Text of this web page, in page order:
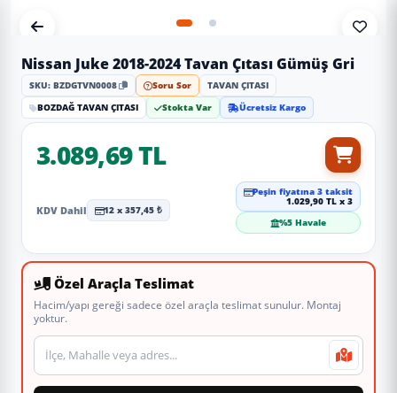
Nissan Juke 2018-2024 Tavan Çıtası Gümüş Gri
SKU: BZDGTVN0008 Soru Sor
TAVAN ÇITASI
BOZDAĞ TAVAN ÇITASI
Stokta Var Ücretsiz Kargo
3.089,69 TL
KDV Dahil 12 x 357,45 ₺
Peşin fiyatına 3 taksit
1.029,90 TL x 3
%5 Havale
Özel Araçla Teslimat
Hacim/yapı gereği sadece özel araçla teslimat sunulur. Montaj
yoktur.
Teslimat veya montaj adresi